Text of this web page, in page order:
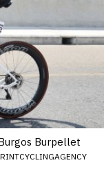
Burpellet